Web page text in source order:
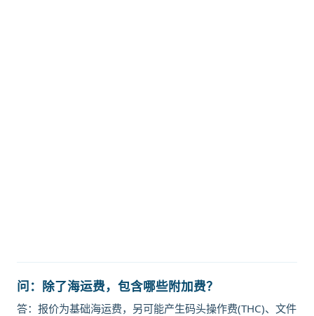
问：除了海运费，包含哪些附加费？
答：报价为基础海运费，另可能产生码头操作费(THC)、文件